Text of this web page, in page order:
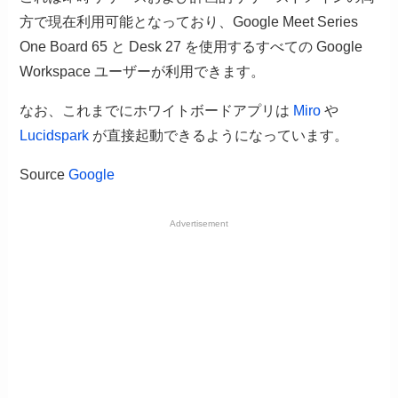
方で現在利用可能となっており、Google Meet Series
One Board 65 と Desk 27 を使用するすべての Google
Workspace ユーザーが利用できます。
なお、これまでにホワイトボードアプリは Miro や
Lucidspark が直接起動できるようになっています。
SourceGoogle
Advertisement